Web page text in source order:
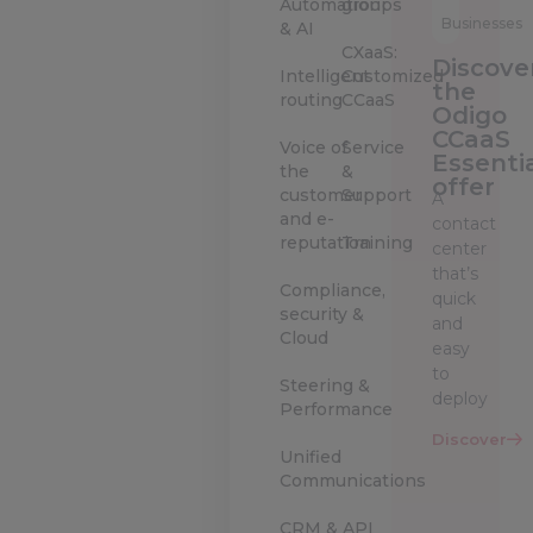
Automation
& AI
Intelligent
routing
Voice of
the
customer
and e-
reputation
Compliance,
security &
Cloud
Steering &
Performance
Unified
Communications
CRM & API
groups
CXaaS:
Customized
CCaaS
Service
&
Support
Training
Businesses
the
Odigo
CCaaS
offer
A
contact
center
that’s
quick
and
easy
to
deploy
Discover